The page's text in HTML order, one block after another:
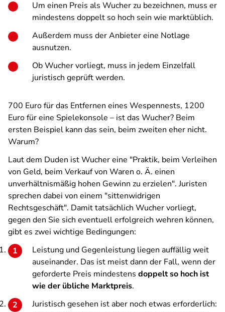
Um einen Preis als Wucher zu bezeichnen, muss er
mindestens doppelt so hoch sein wie marktüblich.
Außerdem muss der Anbieter eine Notlage
ausnutzen.
Ob Wucher vorliegt, muss in jedem Einzelfall
juristisch geprüft werden.
700 Euro für das Entfernen eines Wespennests, 1200
Euro für eine Spielekonsole – ist das Wucher? Beim
ersten Beispiel kann das sein, beim zweiten eher nicht.
Warum?
Laut dem Duden ist Wucher eine "Praktik, beim Verleihen
von Geld, beim Verkauf von Waren o. Ä. einen
unverhältnismäßig hohen Gewinn zu erzielen". Juristen
sprechen dabei von einem "sittenwidrigen
Rechtsgeschäft". Damit tatsächlich Wucher vorliegt,
gegen den Sie sich eventuell erfolgreich wehren können,
gibt es zwei wichtige Bedingungen:
Leistung und Gegenleistung liegen auffällig weit
auseinander. Das ist meist dann der Fall, wenn der
geforderte Preis mindestens doppelt so hoch ist
wie der übliche Marktpreis.
Juristisch gesehen ist aber noch etwas erforderlich: